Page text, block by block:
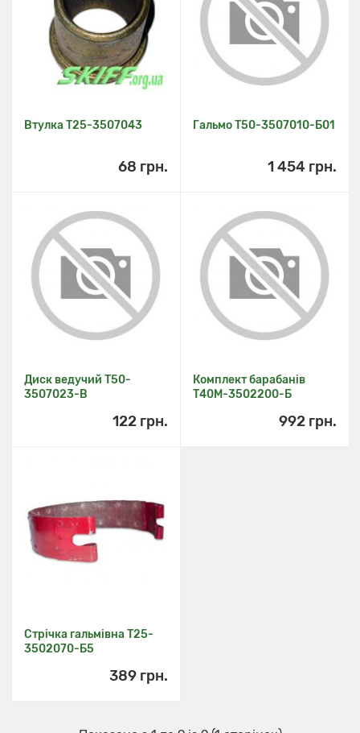
Втулка Т25-3507043
68 грн.
Гальмо Т50-3507010-Б01
1 454 грн.
Диск ведучий Т50-
3507023-В
122 грн.
Комплект барабанів
Т40М-3502200-Б
992 грн.
Стрічка гальмівна Т25-
3502070-Б5
389 грн.